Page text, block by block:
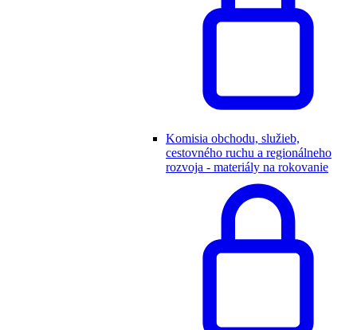
Komisia obchodu, služieb,
cestovného ruchu a regionálneho
rozvoja - materiály na rokovanie